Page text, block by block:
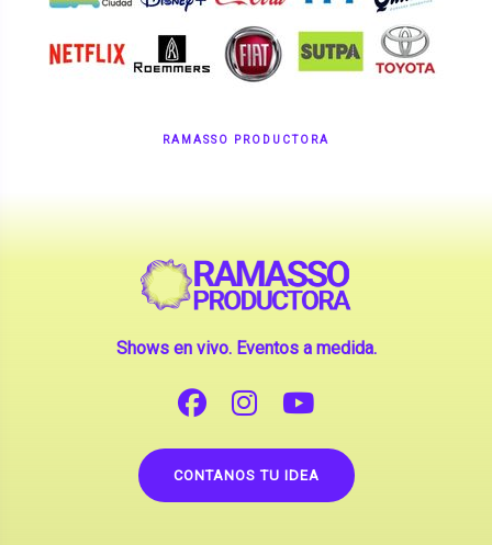
RAMASSO PRODUCTORA
Shows en vivo. Eventos a medida.
CONTANOS TU IDEA